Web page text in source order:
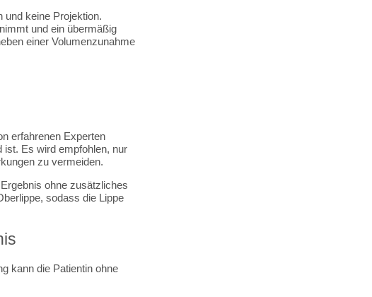
und keine Projektion.
und ein übermäßig
einer Volumenzunahme
erfahrenen Experten
ist. Es wird empfohlen, nur
zu vermeiden.
ohne zusätzliches
sodass die Lippe
kann die Patientin ohne